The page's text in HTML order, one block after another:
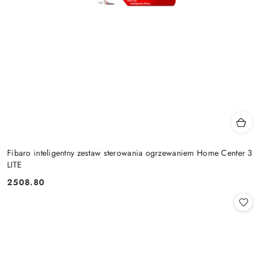
Fibaro inteligentny zestaw sterowania ogrzewaniem Home Center 3
LITE
Cena:
2508.80